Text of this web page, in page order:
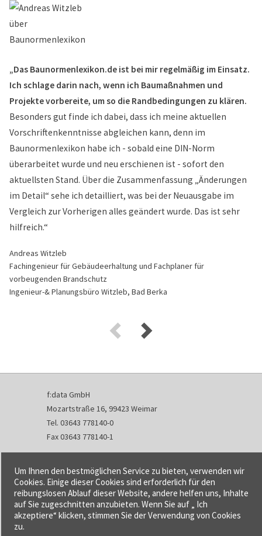
„Das Baunormenlexikon.de ist bei mir regelmäßig im Einsatz.
Ich schlage darin nach, wenn ich Baumaßnahmen und
Projekte vorbereite, um so die Randbedingungen zu klären.
Besonders gut finde ich dabei, dass ich meine aktuellen
Vorschriftenkenntnisse abgleichen kann, denn im
Baunormenlexikon habe ich - sobald eine DIN-Norm
überarbeitet wurde und neu erschienen ist - sofort den
aktuellsten Stand. Über die Zusammenfassung „Änderungen
im Detail“ sehe ich detailliert, was bei der Neuausgabe im
Vergleich zur Vorherigen alles geändert wurde. Das ist sehr
hilfreich.“
Andreas Witzleb
Fachingenieur für Gebäudeerhaltung und Fachplaner für
vorbeugenden Brandschutz
Ingenieur-& Planungsbüro Witzleb, Bad Berka
f:data GmbH
Mozartstraße 16, 99423 Weimar
Tel. 03643 778140-0
Fax 03643 778140-1
info@fdata.de
Kontakt
Impressum
Datenschutzerklärung
Urheberrecht und Haftung
Um Ihnen den bestmöglichen Service zu bieten, verwenden wir
Cookies. Einige dieser Cookies sind erforderlich für den
reibungslosen Ablauf dieser Website, andere helfen uns, Inhalte
auf Sie zugeschnitten anzubieten. Wenn Sie auf „ Ich
akzeptiere“ klicken, stimmen Sie der Verwendung von Cookies
zu.